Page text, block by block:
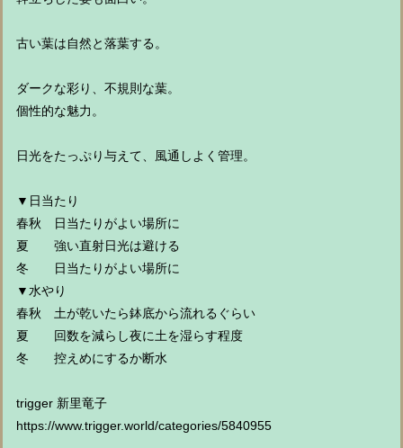
古い葉は自然と落葉する。
ダークな彩り、不規則な葉。
個性的な魅力。
日光をたっぷり与えて、風通しよく管理。
▼日当たり
春秋 日当たりがよい場所に
夏 強い直射日光は避ける
冬 日当たりがよい場所に
▼水やり
春秋 土が乾いたら鉢底から流れるぐらい
夏 回数を減らし夜に土を湿らす程度
冬 控えめにするか断水
trigger 新里竜子
https://www.trigger.world/categories/5840955